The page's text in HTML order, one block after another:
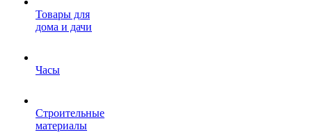
Товары для
дома и дачи
Часы
Строительные
материалы